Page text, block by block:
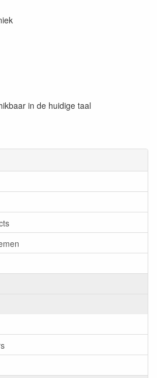
in de huidige taal